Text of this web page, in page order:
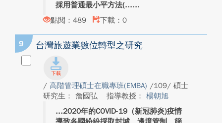
採用普通最小平方法(...
點閱：489
下載：0
9 台灣旅遊業數位轉型之研究
/ 高階管理碩士在職專班(EMBA) /109/ 碩士
研究生： 詹國弘
指導教授： 楊朝旭
2020年的COVID-19（新冠肺炎)疫情